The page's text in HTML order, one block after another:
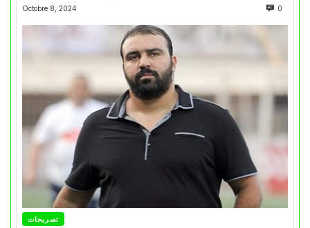
Octobre 8, 2024 0
تصريحات